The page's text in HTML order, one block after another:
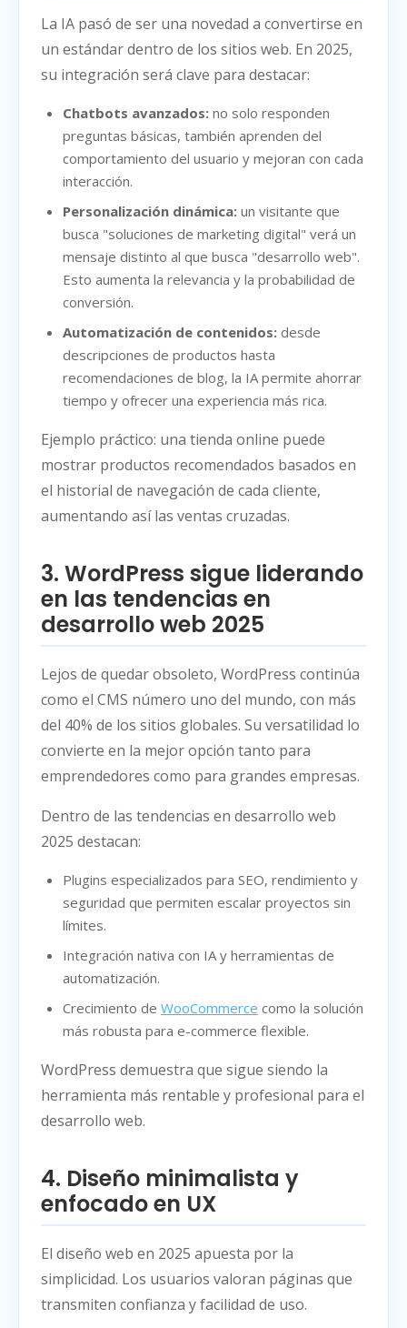
La IA pasó de ser una novedad a convertirse en
un estándar dentro de los sitios web. En 2025,
su integración será clave para destacar:
Chatbots avanzados: no solo responden
preguntas básicas, también aprenden del
comportamiento del usuario y mejoran con cada
interacción.
Personalización dinámica: un visitante que
busca "soluciones de marketing digital" verá un
mensaje distinto al que busca "desarrollo web".
Esto aumenta la relevancia y la probabilidad de
conversión.
Automatización de contenidos: desde
descripciones de productos hasta
recomendaciones de blog, la IA permite ahorrar
tiempo y ofrecer una experiencia más rica.
Ejemplo práctico: una tienda online puede
mostrar productos recomendados basados en
el historial de navegación de cada cliente,
aumentando así las ventas cruzadas.
3. WordPress sigue liderando
en las tendencias en
desarrollo web 2025
Lejos de quedar obsoleto, WordPress continúa
como el CMS número uno del mundo, con más
del 40% de los sitios globales. Su versatilidad lo
convierte en la mejor opción tanto para
emprendedores como para grandes empresas.
Dentro de las tendencias en desarrollo web
2025 destacan:
Plugins especializados para SEO, rendimiento y
seguridad que permiten escalar proyectos sin
límites.
Integración nativa con IA y herramientas de
automatización.
Crecimiento de WooCommerce como la solución
más robusta para e-commerce flexible.
WordPress demuestra que sigue siendo la
herramienta más rentable y profesional para el
desarrollo web.
4. Diseño minimalista y
enfocado en UX
El diseño web en 2025 apuesta por la
simplicidad. Los usuarios valoran páginas que
transmiten confianza y facilidad de uso.